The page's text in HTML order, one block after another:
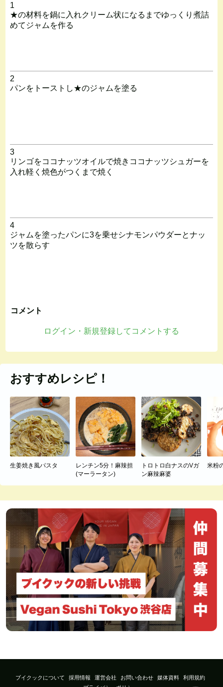
1
★の材料を鍋に入れクリーム状になるまでゆっくり煮詰
めてジャムを作る
2
パンをトーストし★のジャムを塗る
3
リンゴをココナッツオイルで焼きココナッツシュガーを
入れ軽く焼色がつくまで焼く
4
ジャムを塗ったパンに3を乗せシナモンパウダーとナッ
ツを散らす
コメント
ログイン・新規登録してコメントする
おすすめレシピ！
生姜焼き風パスタ
レンチン5分！麻辣担
(マーラータン)
トロトロ白ナスのVガ
ン麻辣麻婆
米粉
ブイクックについて 採用情報 運営会社 お問い合わせ 媒体資料
利用規約